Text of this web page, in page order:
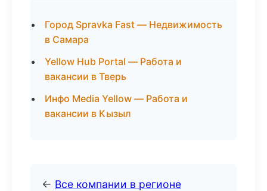
Город Spravka Fast — Недвижимость
в Самара
Yellow Hub Portal — Работа и
вакансии в Тверь
Инфо Media Yellow — Работа и
вакансии в Кызыл
← Все компании в регионе